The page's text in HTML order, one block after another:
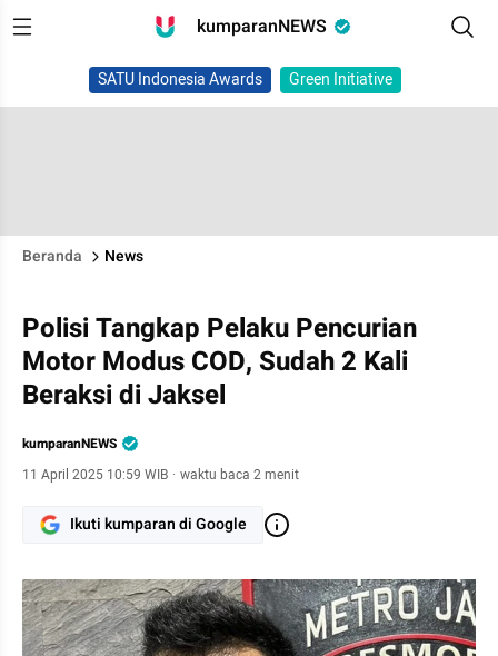
kumparanNEWS
SATU Indonesia Awards Green Initiative
Beranda News
Polisi Tangkap Pelaku Pencurian
Motor Modus COD, Sudah 2 Kali
Beraksi di Jaksel
kumparanNEWS
11 April 2025 10:59 WIB · waktu baca 2 menit
Ikuti kumparan di Google